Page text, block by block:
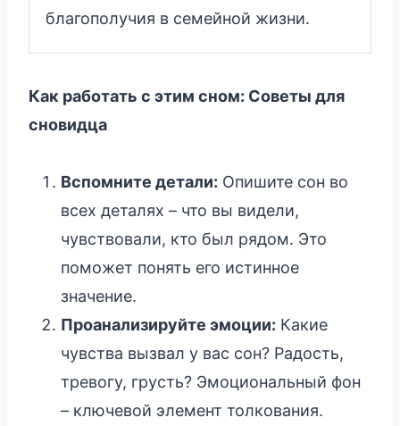
благополучия в семейной жизни.
Как работать с этим сном: Советы для
сновидца
Вспомните детали: Опишите сон во
всех деталях – что вы видели,
чувствовали, кто был рядом. Это
поможет понять его истинное
значение.
Проанализируйте эмоции: Какие
чувства вызвал у вас сон? Радость,
тревогу, грусть? Эмоциональный фон
– ключевой элемент толкования.